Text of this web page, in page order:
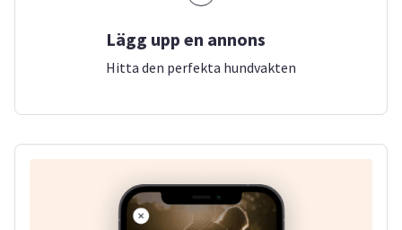
Lägg upp en annons
Hitta den perfekta hundvakten